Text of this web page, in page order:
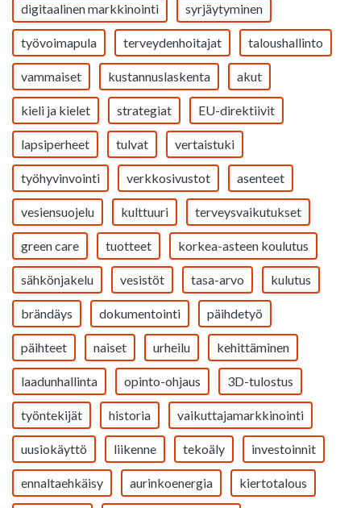
digitaalinen markkinointi syrjäytyminen
työvoimapula terveydenhoitajat taloushallinto
vammaiset kustannuslaskenta akut
kieli ja kielet strategiat EU-direktiivit
lapsiperheet tulvat vertaistuki
työhyvinvointi verkkosivustot asenteet
vesiensuojelu kulttuuri terveysvaikutukset
green care tuotteet korkea-asteen koulutus
sähkönjakelu vesistöt tasa-arvo kulutus
brändäys dokumentointi päihdetyö
päihteet naiset urheilu kehittäminen
laadunhallinta opinto-ohjaus 3D-tulostus
työntekijät historia vaikuttajamarkkinointi
uusiokäyttö liikenne tekoäly investoinnit
ennaltaehkäisy aurinkoenergia kiertotalous